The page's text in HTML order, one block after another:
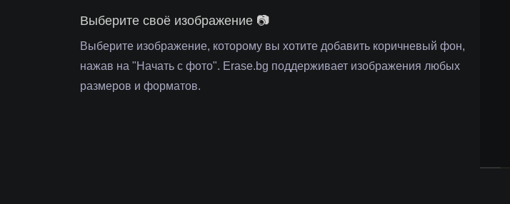
Выберите своё изображение 📷
Выберите изображение, которому вы хотите добавить коричневый фон,
нажав на "Начать с фото". Erase.bg поддерживает изображения любых
размеров и форматов.